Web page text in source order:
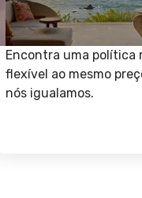
Encontra uma política
flexível ao mesmo
nós igualamos.